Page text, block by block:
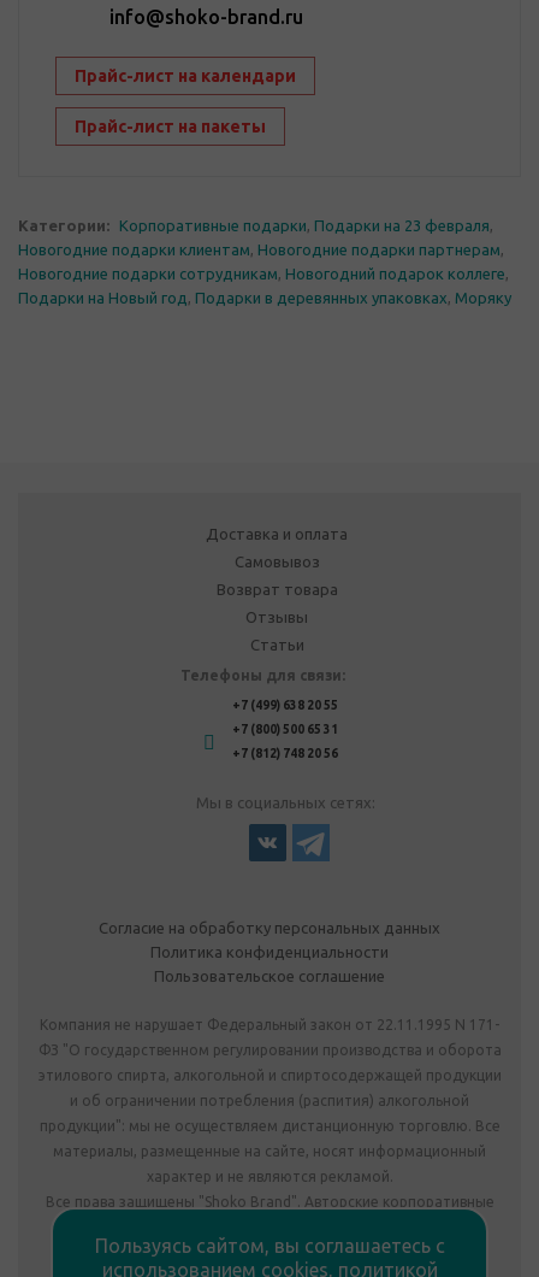
info@shoko-brand.ru
Прайс-лист на календари
Прайс-лист на пакеты
Категории: Корпоративные подарки, Подарки на 23 февраля,
Новогодние подарки клиентам, Новогодние подарки партнерам,
Новогодние подарки сотрудникам, Новогодний подарок коллеге,
Подарки на Новый год , Подарки в деревянных упаковках, Моряку
Доставка и оплата
Самовывоз
Возврат товара
Отзывы
Статьи
Телефоны для связи:
+7 (499) 638 20 55
+7 (800) 500 65 31
+7 (812) 748 20 56
Мы в социальных сетях:
Согласие на обработку персональных данных
Политика конфиденциальности
Пользовательское соглашение
Компания не нарушает Федеральный закон от 22.11.1995 N 171-
ФЗ "О государственном регулировании производства и оборота
этилового спирта, алкогольной и спиртосодержащей продукции
и об ограничении потребления (распития) алкогольной
продукции": мы не осуществляем дистанционную торговлю. Все
материалы, размещенные на сайте, носят информационный
характер и не являются рекламой.
Все права защищены "Shoko Brand". Авторские корпоративные
Комплектация подарка может отличаться от изображения.
Пользуясь сайтом, вы соглашаетесь с
использованием cookies, политикой